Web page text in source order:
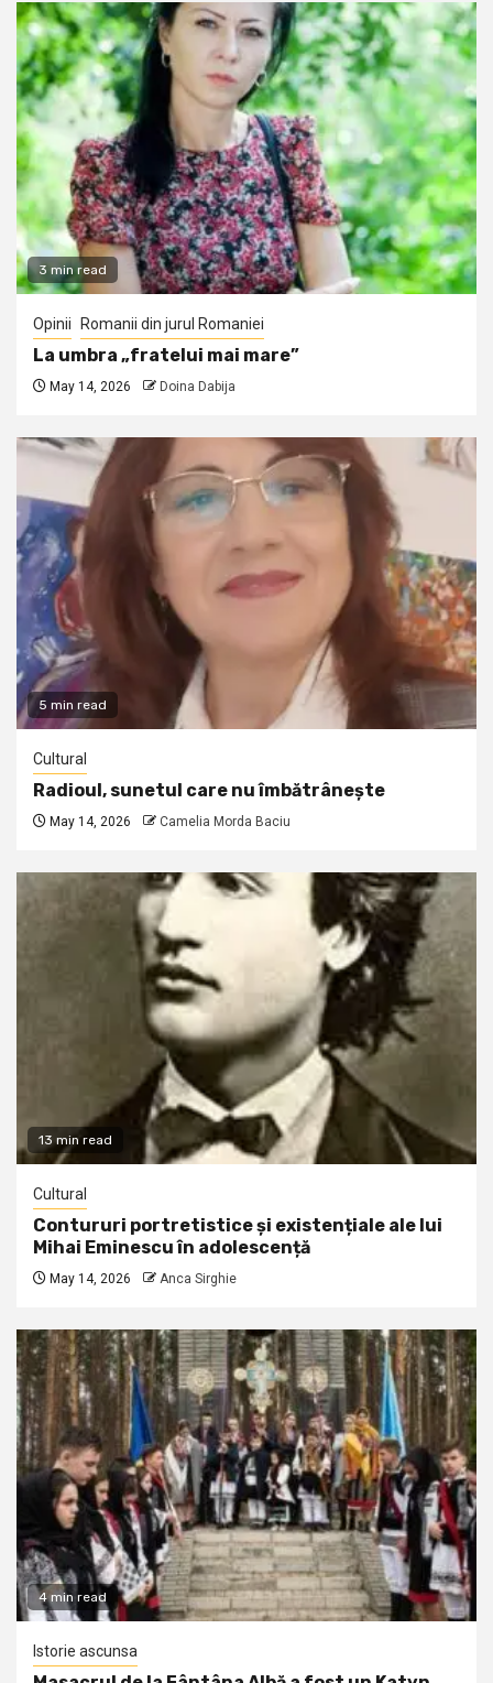
3 min read
Opinii Romanii din jurul Romaniei
La umbra „fratelui mai mare”
May 14, 2026 Doina Dabija
5 min read
Cultural
Radioul, sunetul care nu îmbătrânește
May 14, 2026 Camelia Morda Baciu
13 min read
Cultural
Contururi portretistice și existențiale ale lui
Mihai Eminescu în adolescență
May 14, 2026 Anca Sirghie
4 min read
Istorie ascunsa